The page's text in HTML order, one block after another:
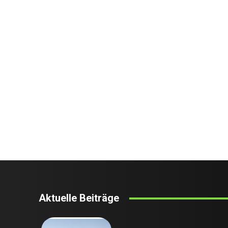
Aktuelle Beiträge